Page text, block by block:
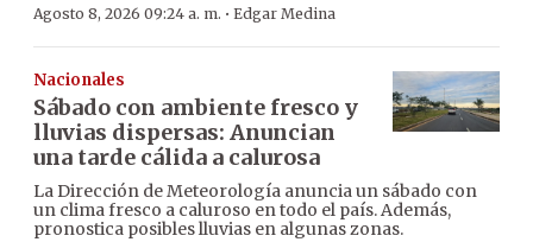
Agosto 8, 2026 09:24 a. m. · Edgar Medina
Nacionales
Sábado con ambiente fresco y
lluvias dispersas: Anuncian
una tarde cálida a calurosa
La Dirección de Meteorología anuncia un sábado con
un clima fresco a caluroso en todo el país. Además,
pronostica posibles lluvias en algunas zonas.